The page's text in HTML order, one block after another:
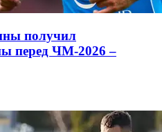
получил
перед ЧМ-2026 –